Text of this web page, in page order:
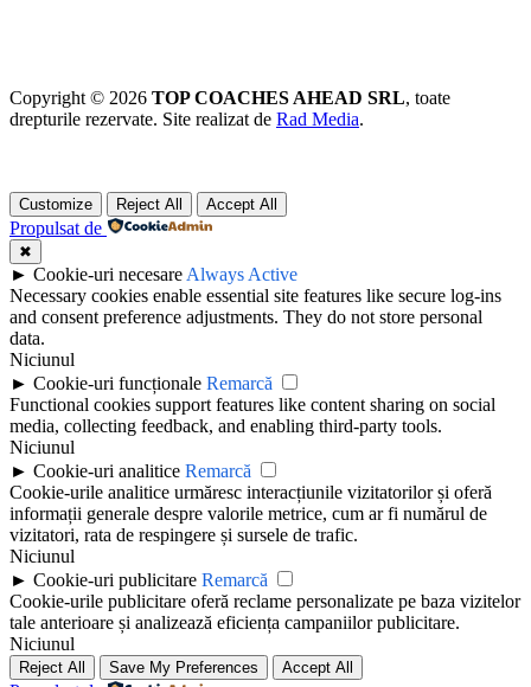
Copyright © 2026 TOP COACHES AHEAD SRL, toate
drepturile rezervate. Site realizat de Rad Media.
Customize Reject All Accept All
Propulsat de
✖
► Cookie-uri necesare Always Active
Necessary cookies enable essential site features like secure log-ins
and consent preference adjustments. They do not store personal
data.
Niciunul
► Cookie-uri funcționale Remarcă
Functional cookies support features like content sharing on social
media, collecting feedback, and enabling third-party tools.
Niciunul
► Cookie-uri analitice Remarcă
Cookie-urile analitice urmăresc interacțiunile vizitatorilor și oferă
informații generale despre valorile metrice, cum ar fi numărul de
vizitatori, rata de respingere și sursele de trafic.
Niciunul
► Cookie-uri publicitare Remarcă
Cookie-urile publicitare oferă reclame personalizate pe baza vizitelor
tale anterioare și analizează eficiența campaniilor publicitare.
Niciunul
Reject All Save My Preferences Accept All